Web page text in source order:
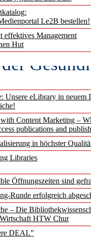
Le2B bestellen!
Management
Hut
Unsere eLibrary in neuem
Content Marketing –
publications and
in höchster
Libraries
Öffnungszeiten sind
Runde erfolgreich
– Die
HTW Chur
DEAL”
(August